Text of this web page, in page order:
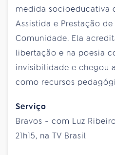
medida socioeducativa
Assistida e Prestação de
Comunidade. Ela
libertação e na poesia
invisibilidade e chegou
como recursos
Serviço
Bravos - com Luz
21h15, na TV Brasil